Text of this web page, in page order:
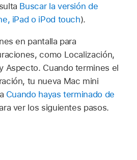
Buscar la versión de
iPad o iPod touch).
en pantalla para
como Localización,
Aspecto. Cuando termines el
tu nueva Mac mini
Cuando hayas terminado de
ver los siguientes pasos.